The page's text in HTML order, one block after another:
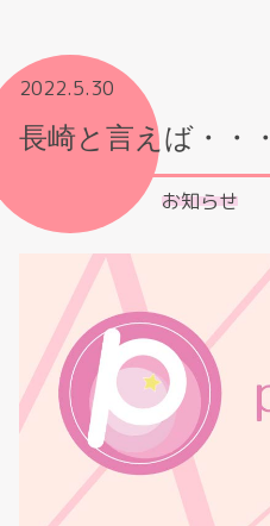
2022.5.30
長崎と言えば・・・
お知らせ